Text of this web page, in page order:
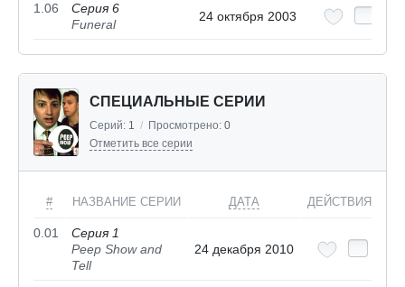
1.06
Серия 6
Funeral
24 октября 2003
СПЕЦИАЛЬНЫЕ СЕРИИ
Серий: 1 / Просмотрено: 0
Отметить все серии
# НАЗВАНИЕ СЕРИИ ДАТА ДЕЙСТВИЯ
0.01
Серия 1
Peep Show and
Tell
24 декабря 2010